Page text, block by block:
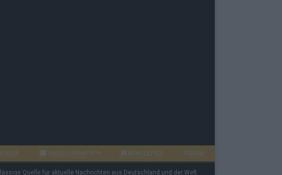
COZMO INFINITY NEWSLETTER PRESSE
Quelle für aktuelle Nachrichten aus Deutschland und der Welt.